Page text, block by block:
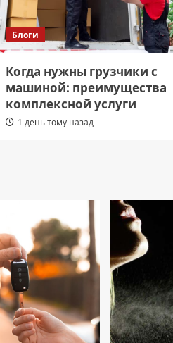
Блоги
Когда нужны грузчики с
машиной: преимущества
комплексной услуги
1 день тому назад